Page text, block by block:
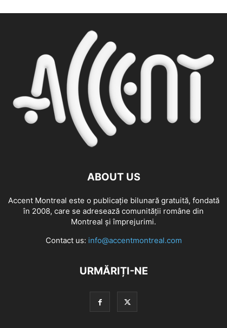
ABOUT US
Accent Montreal este o publicație bilunară gratuită, fondată
în 2008, care se adresează comunităţii române din
Montreal şi împrejurimi.
Contact us: info@accentmontreal.com
URMĂRIȚI-NE